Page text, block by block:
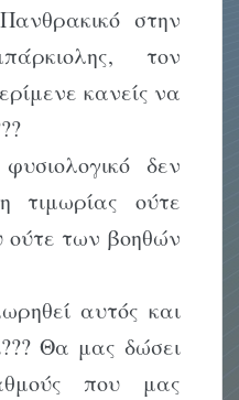
στην
τον
κανείς να
δεν
τιμωρίας ούτε
ούτε των βοηθών
αυτός και
Θα μας δώσει
που μας